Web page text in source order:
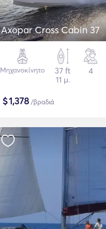
Axopar Cross Cabin 37
Μηχανοκίνητο
37 ft
11 μ.
4
$1,378/βραδιά